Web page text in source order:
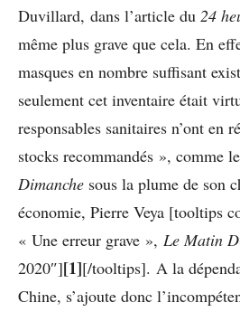
Duvillard, dans l’article du 24
même plus grave que cela. En
masques en nombre suffisant
seulement cet inventaire était
responsables sanitaires n’ont en
stocks recommandés », comme
Dimanche sous la plume de son
économie, Pierre Veya [tooltips
« Une erreur grave », Le Matin
2020″][1][/tooltips]. A la
Chine, s’ajoute donc